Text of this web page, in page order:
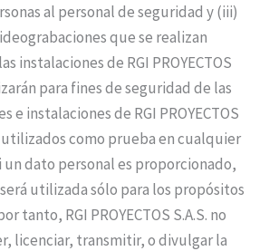
al personal de seguridad y (iii)
que se realizan
instalaciones de RGI PROYECTOS
para fines de seguridad de las
e instalaciones de RGI PROYECTOS
utilizados como prueba en cualquier
un dato personal es proporcionado,
utilizada sólo para los propósitos
tanto, RGI PROYECTOS S.A.S. no
licenciar, transmitir, o divulgar la